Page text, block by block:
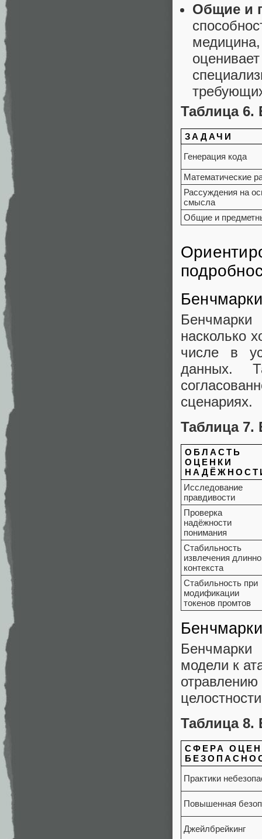
Общие и
Таблица 6.
ЗАДАЧИ
Генерация кода
Математические
Рассуждения на
смысла
Общие и
насколько
числе в
данных.
сценариях.
Таблица 7.
ОБЛАСТЬ
ОЦЕНКИ
Исследование
правдивости
Проверка
надёжности
понимания
Стабильность
извлечения
контекста
Стабильность при
модификации
токенов промтов
модели к
Таблица 8.
СФЕРА
Практики
Повышенная
Джейлбрейкинг